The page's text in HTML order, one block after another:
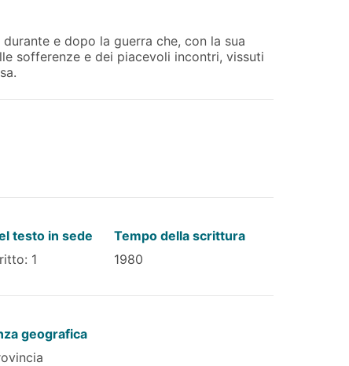
e dopo la guerra che, con la sua
sofferenze e dei piacevoli incontri, vissuti
testo in sede
1
Tempo della scrittura
1980
geografica